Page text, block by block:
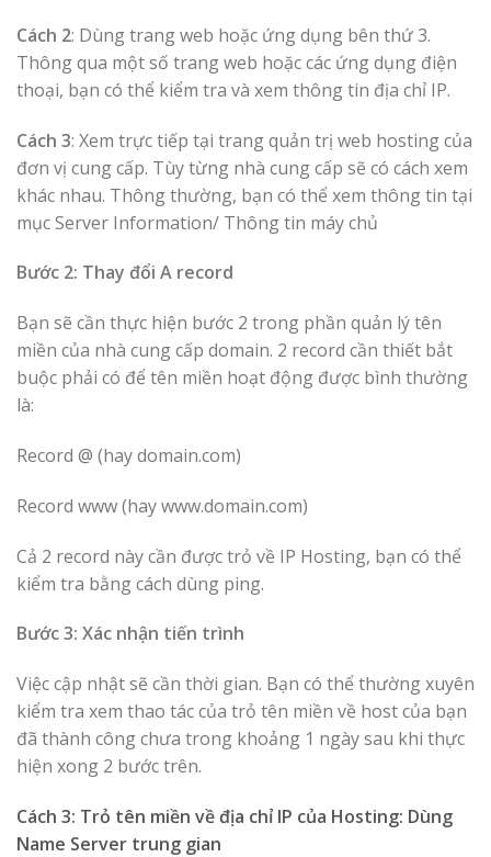
Cách 2: Dùng trang web hoặc ứng dụng bên thứ 3.
Thông qua một số trang web hoặc các ứng dụng điện
thoại, bạn có thể kiểm tra và xem thông tin địa chỉ IP.
Cách 3: Xem trực tiếp tại trang quản trị web hosting của
đơn vị cung cấp. Tùy từng nhà cung cấp sẽ có cách xem
khác nhau. Thông thường, bạn có thể xem thông tin tại
mục Server Information/ Thông tin máy chủ
Bước 2: Thay đổi A record
Bạn sẽ cần thực hiện bước 2 trong phần quản lý tên
miền của nhà cung cấp domain. 2 record cần thiết bắt
buộc phải có để tên miền hoạt động được bình thường
là:
Record @ (hay domain.com)
Record www (hay www.domain.com)
Cả 2 record này cần được trỏ về IP Hosting, bạn có thể
kiểm tra bằng cách dùng ping.
Bước 3: Xác nhận tiến trình
Việc cập nhật sẽ cần thời gian. Bạn có thể thường xuyên
kiểm tra xem thao tác của trỏ tên miền về host của bạn
đã thành công chưa trong khoảng 1 ngày sau khi thực
hiện xong 2 bước trên.
Cách 3: Trỏ tên miền về địa chỉ IP của Hosting: Dùng
Name Server trung gian